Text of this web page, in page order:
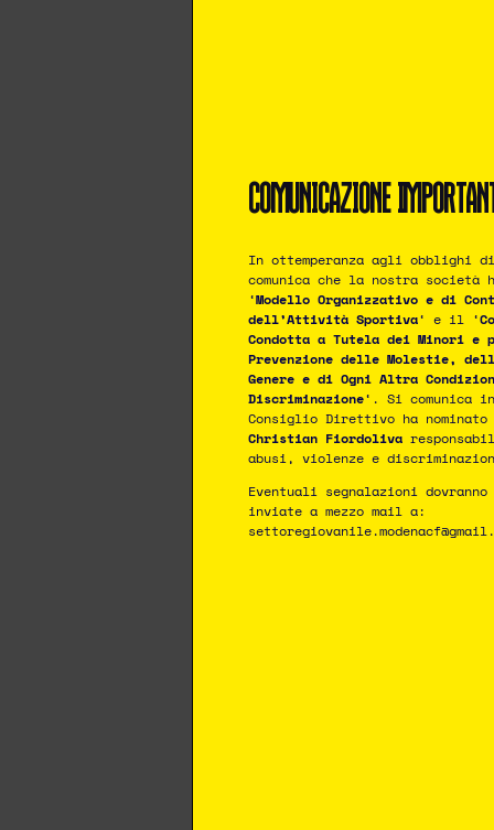
COMUNICAZIONE
In ottemperanza agli obblighi
comunica che la nostra
‘Modello Organizzativo e di
dell’Attività Sportiva‘ e il ‘
Condotta a Tutela dei Minori e
Prevenzione delle Molestie,
Genere e di Ogni Altra
Discriminazione‘. Si comunica
Consiglio Direttivo ha
Christian Fiordoliva
abusi, violenze e
Eventuali segnalazioni dovranno
inviate a mezzo mail a: